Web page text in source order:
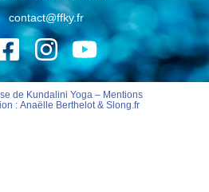
contact@ffky.fr
de Kundalini Yoga – Mentions
: Anaëlle Berthelot& Slong.fr